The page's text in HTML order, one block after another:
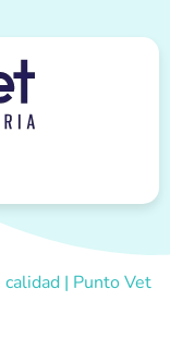
| Punto Vet